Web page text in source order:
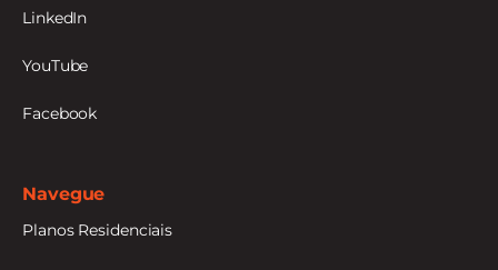
LinkedIn
YouTube
Facebook
Navegue
Planos Residenciais